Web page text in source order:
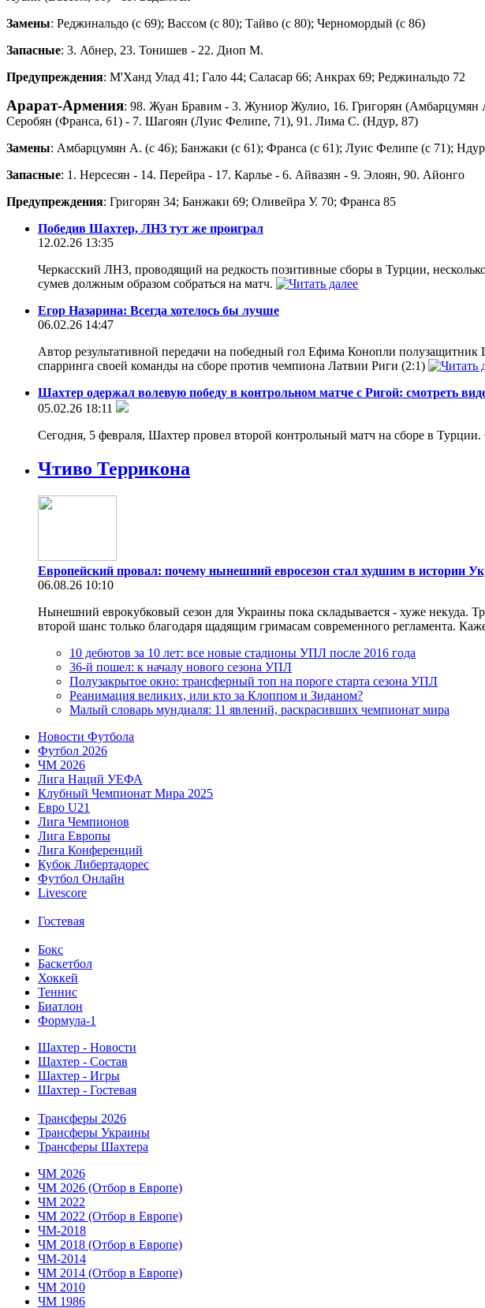
Замены: Реджинальдо (с 69); Вассом (с 80); Тайво (с 80); Черномордый (с 86)
Запасные: 3. Абнер, 23. Тонишев - 22. Диоп М.
Предупреждения: М'Ханд Улад 41; Гало 44; Саласар 66; Анкрах 69; Реджинальдо 72
Арарат-Армения: 98. Жуан Бравим - 3. Жуниор Жулио, 16. Григорян
Серобян (Франса, 61) - 7. Шагоян (Луис Фелипе, 71), 91. Лима С. (Ндур, 87)
Замены: Амбарцумян А. (с 46); Банжаки (с 61); Франса (с 61); Луис Фелипе (с 71);
Запасные: 1. Нерсесян - 14. Перейра - 17. Карлье - 6. Айвазян - 9. Элоян, 90. Айонго
Предупреждения: Григорян 34; Банжаки 69; Оливейра У. 70; Франса 85
Победив Шахтер, ЛНЗ тут же проиграл
12.02.26 13:35
Черкасский ЛНЗ, проводящий на редкость позитивные сборы в Турции,
сумев должным образом собраться на матч.
Егор Назарина: Всегда хотелось бы лучше
06.02.26 14:47
Автор результативной передачи на победный гол Ефима Конопли
спарринга своей команды на сборе против чемпиона Латвии Риги (2:1)
Шахтер одержал волевую победу в контрольном матче с Ригой: смотреть
05.02.26 18:11
Сегодня, 5 февраля, Шахтер провел второй контрольный матч на сборе в
Чтиво Террикона
Европейский провал: почему нынешний евросезон стал худшим в истории
06.08.26 10:10
Нынешний еврокубковый сезон для Украины пока складывается - хуже некуда.
второй шанс только благодаря щадящим гримасам современного регламента.
10 дебютов за 10 лет: все новые стадионы УПЛ после 2016 года
36-й пошел: к началу нового сезона УПЛ
Полузакрытое окно: трансферный топ на пороге старта сезона УПЛ
Реанимация великих, или кто за Клоппом и Зиданом?
Малый словарь мундиаля: 11 явлений, раскрасивших чемпионат мира
Новости Футбола
Футбол 2026
ЧМ 2026
Лига Наций УЕФА
Клубный Чемпионат Мира 2025
Евро U21
Лига Чемпионов
Лига Европы
Лига Конференций
Кубок Либертадорес
Футбол Онлайн
Livescore
Гостевая
Бокс
Баскетбол
Хоккей
Теннис
Биатлон
Формула-1
Шахтер - Новости
Шахтер - Состав
Шахтер - Игры
Шахтер - Гостевая
Трансферы 2026
Трансферы Украины
Трансферы Шахтера
ЧМ 2026
ЧМ 2026 (Отбор в Европе)
ЧМ 2022
ЧМ 2022 (Отбор в Европе)
ЧМ-2018
ЧМ 2018 (Отбор в Европе)
ЧМ-2014
ЧМ 2014 (Отбор в Европе)
ЧМ 2010
ЧМ 1986